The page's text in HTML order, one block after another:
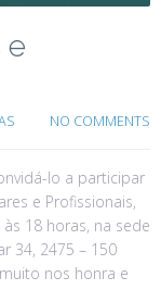
e
NO COMMENTS
lo a participar
e Profissionais,
18 horas, na sede
34, 2475 – 150
nos honra e